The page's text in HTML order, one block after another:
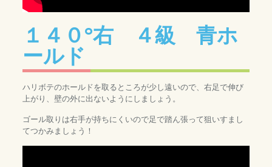
１４０°右 ４級 青ホ
ールド
ハリボテのホールドを取るところが少し遠いので、右足で伸び
上がり、壁の外に出ないようにしましょう。
ゴール取りは右手が持ちにくいので足で踏ん張って狙いすまし
てつかみましょう！